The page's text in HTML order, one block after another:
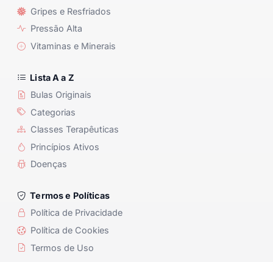
Gripes e Resfriados
Pressão Alta
Vitaminas e Minerais
Lista A a Z
Bulas Originais
Categorias
Classes Terapêuticas
Princípios Ativos
Doenças
Termos e Políticas
Política de Privacidade
Política de Cookies
Termos de Uso